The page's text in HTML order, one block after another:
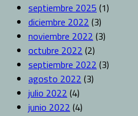
septiembre 2025 (1)
diciembre 2022 (3)
noviembre 2022 (3)
octubre 2022 (2)
septiembre 2022 (3)
agosto 2022 (3)
julio 2022 (4)
junio 2022 (4)